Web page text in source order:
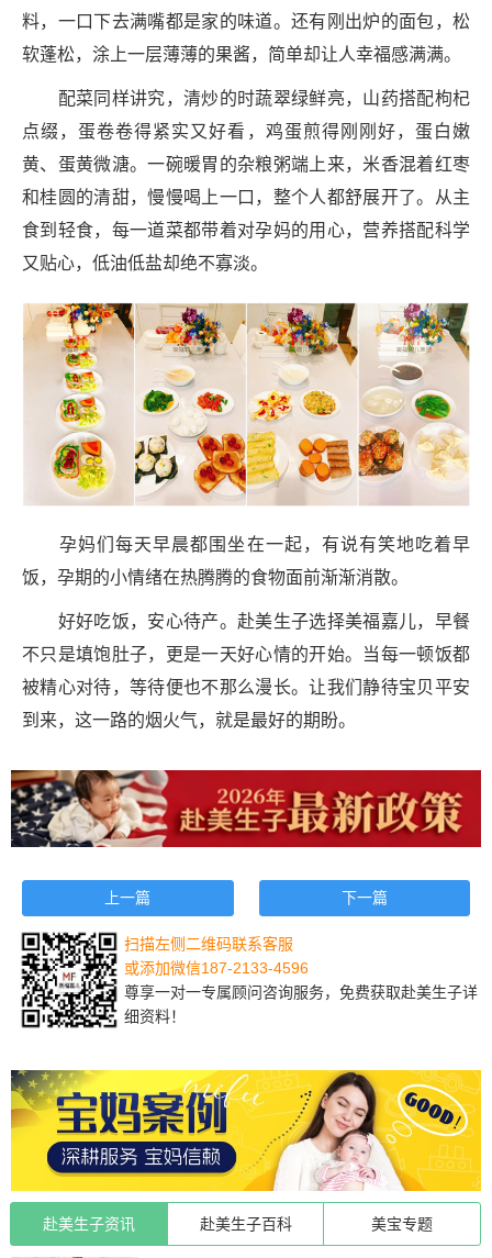
料，一口下去满嘴都是家的味道。还有刚出炉的面包，松
软蓬松，涂上一层薄薄的果酱，简单却让人幸福感满满。
配菜同样讲究，清炒的时蔬翠绿鲜亮，山药搭配枸杞
点缀，蛋卷卷得紧实又好看，鸡蛋煎得刚刚好，蛋白嫩
黄、蛋黄微溏。一碗暖胃的杂粮粥端上来，米香混着红枣
和桂圆的清甜，慢慢喝上一口，整个人都舒展开了。从主
食到轻食，每一道菜都带着对孕妈的用心，营养搭配科学
又贴心，低油低盐却绝不寡淡。
孕妈们每天早晨都围坐在一起，有说有笑地吃着早
饭，孕期的小情绪在热腾腾的食物面前渐渐消散。
好好吃饭，安心待产。赴美生子选择美福嘉儿，早餐
不只是填饱肚子，更是一天好心情的开始。当每一顿饭都
被精心对待，等待便也不那么漫长。让我们静待宝贝平安
到来，这一路的烟火气，就是最好的期盼。
上一篇 下一篇
扫描左侧二维码联系客服
或添加微信187-2133-4596
尊享一对一专属顾问咨询服务，免费获取赴美生子详
细资料！
赴美生子资讯 赴美生子百科 美宝专题